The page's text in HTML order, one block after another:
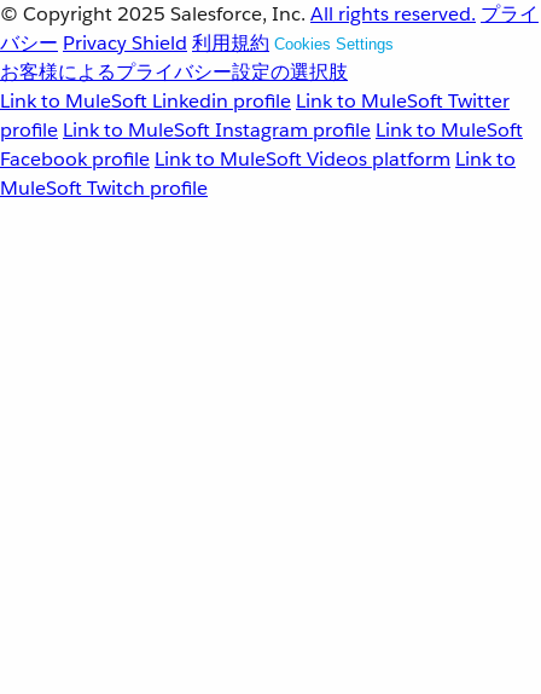
© Copyright 2025 Salesforce, Inc. All rights reserved. プライ
バシー Privacy Shield 利用規約 Cookies Settings
お客様によるプライバシー設定の選択肢
Link to MuleSoft Linkedin profile Link to MuleSoft Twitter
profile Link to MuleSoft Instagram profile Link to MuleSoft
Facebook profile Link to MuleSoft Videos platform Link to
MuleSoft Twitch profile